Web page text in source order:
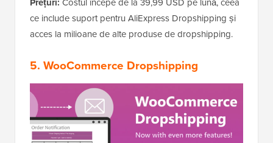
ce include suport pentru AliExpress Dropshipping și
acces la milioane de alte produse de dropshipping.
5. WooCommerce Dropshipping